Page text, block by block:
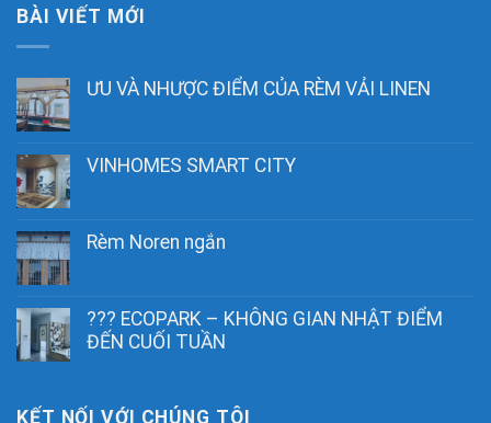
BÀI VIẾT MỚI
ƯU VÀ NHƯỢC ĐIỂM CỦA RÈM VẢI LINEN
VINHOMES SMART CITY
Rèm Noren ngắn
??? ECOPARK – KHÔNG GIAN NHẬT ĐIỂM
ĐẾN CUỐI TUẦN
KẾT NỐI VỚI CHÚNG TÔI